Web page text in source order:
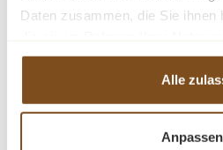
Daten zusammen, die Sie ihnen
haben.
Alle
Anpassen
Mit Glas
Fragen zum Produkt?
Menü schließen